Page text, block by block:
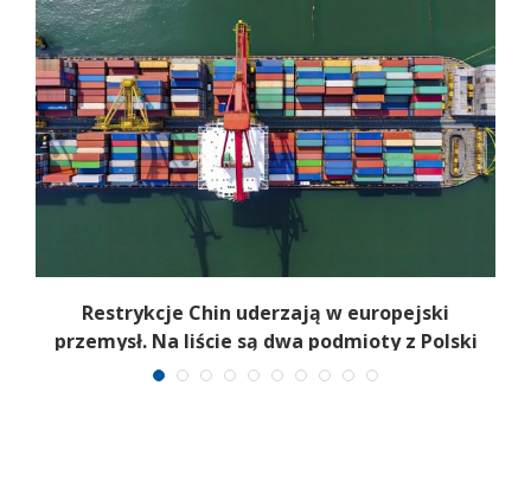
Restrykcje Chin uderzają w europejski
przemysł. Na liście są dwa podmioty z Polski